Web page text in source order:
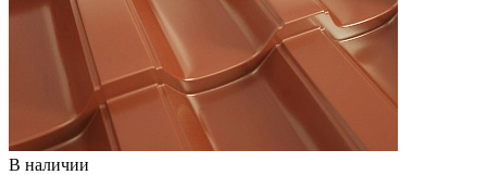
В наличии